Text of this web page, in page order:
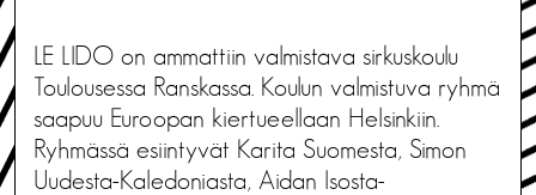
LE LIDO on ammattiin valmistava sirkuskoulu
Toulousessa Ranskassa. Koulun valmistuva ryhmä
saapuu Euroopan kiertueellaan Helsinkiin.
Ryhmässä esiintyvät Karita Suomesta, Simon
Uudesta-Kaledoniasta, Aidan Isosta-